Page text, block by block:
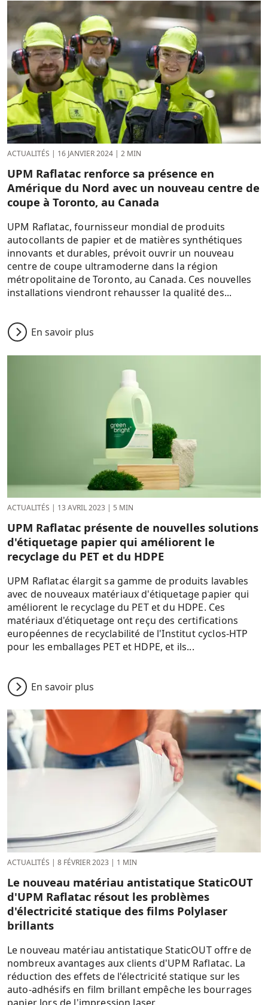
ACTUALITÉS | 16 JANVIER 2024 | 2 MIN
UPM Raflatac renforce sa présence en
Amérique du Nord avec un nouveau centre de
coupe à Toronto, au Canada
UPM Raflatac, fournisseur mondial de produits
autocollants de papier et de matières synthétiques
innovants et durables, prévoit ouvrir un nouveau
centre de coupe ultramoderne dans la région
métropolitaine de Toronto, au Canada. Ces nouvelles
installations viendront rehausser la qualité des...
En savoir plus
ACTUALITÉS | 13 AVRIL 2023 | 5 MIN
UPM Raflatac présente de nouvelles solutions
d'étiquetage papier qui améliorent le
recyclage du PET et du HDPE
UPM Raflatac élargit sa gamme de produits lavables
avec de nouveaux matériaux d'étiquetage papier qui
améliorent le recyclage du PET et du HDPE. Ces
matériaux d'étiquetage ont reçu des certifications
européennes de recyclabilité de l'Institut cyclos-HTP
pour les emballages PET et HDPE, et ils...
En savoir plus
ACTUALITÉS | 8 FÉVRIER 2023 | 1 MIN
Le nouveau matériau antistatique StaticOUT
d'UPM Raflatac résout les problèmes
d'électricité statique des films Polylaser
brillants
Le nouveau matériau antistatique StaticOUT offre de
nombreux avantages aux clients d'UPM Raflatac. La
réduction des effets de l'électricité statique sur les
auto-adhésifs en film brillant empêche les bourrages